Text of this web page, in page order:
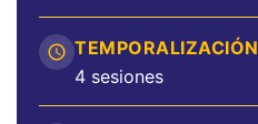
TEMPORALIZACIÓN
4 sesiones